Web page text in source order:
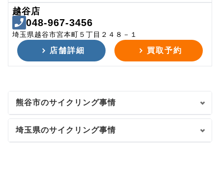
越谷店
048-967-3456
埼玉県越谷市宮本町５丁目２４８－１
店舗詳細 買取予約
熊谷市のサイクリング事情
埼玉県のサイクリング事情